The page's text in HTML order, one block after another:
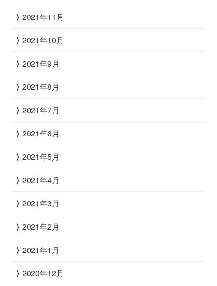
2021年11月
2021年10月
2021年9月
2021年8月
2021年7月
2021年6月
2021年5月
2021年4月
2021年3月
2021年2月
2021年1月
2020年12月